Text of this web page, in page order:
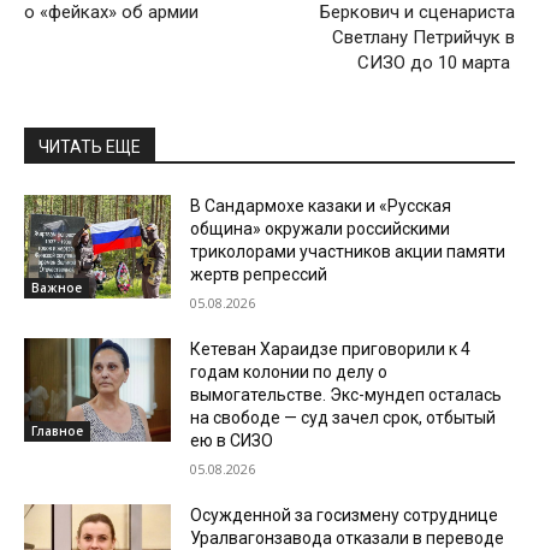
о «фейках» об армии
Беркович и сценариста
Светлану Петрийчук в
СИЗО до 10 марта
ЧИТАТЬ ЕЩЕ
Важное
В Сандармохе казаки и «Русская
община» окружали российскими
триколорами участников акции памяти
жертв репрессий
05.08.2026
Главное
Кетеван Хараидзе приговорили к 4
годам колонии по делу о
вымогательстве. Экс-мундеп осталась
на свободе — суд зачел срок, отбытый
ею в СИЗО
05.08.2026
Осужденной за госизмену сотруднице
Уралвагонзавода отказали в переводе